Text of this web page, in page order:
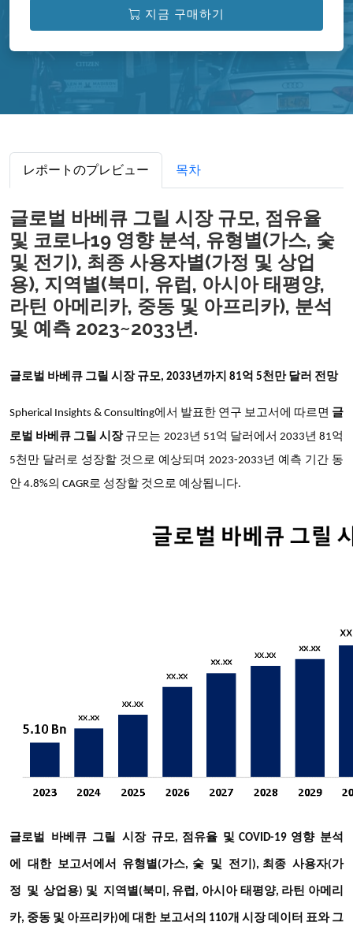
지금 구매하기
レポートのプレビュー 목차
글로벌 바베큐 그릴 시장 규모, 점유율
및 코로나19 영향 분석, 유형별(가스, 숯
및 전기), 최종 사용자별(가정 및 상업
용), 지역별(북미, 유럽, 아시아 태평양,
라틴 아메리카, 중동 및 아프리카), 분석
및 예측 2023~2033년.
글로벌 바베큐 그릴 시장 규모, 2033년까지 81억 5천만 달러 전망
Spherical Insights & Consulting에서 발표한 연구 보고서에 따르면 글
로벌 바베큐 그릴 시장규모는 2023년 51억 달러에서 2033년 81억
5천만 달러로 성장할 것으로 예상되며 2023-2033년 예측 기간 동
안 4.8%의 CAGR로 성장할 것으로 예상됩니다.
글로벌 바베큐 그릴 시장 규모 , 점유율 및 COVID-19 영향 분석
에 대한 보고서에서 유형별 (가스, 숯 및 전기 ), 최종 사용자(가
정 및 상업용) 및 지역별 (북미 , 유럽, 아시아 태평양, 라틴 아메리
카, 중동 및 아프리카)에 대한 보고서의 110개 시장 데이터 표와 그